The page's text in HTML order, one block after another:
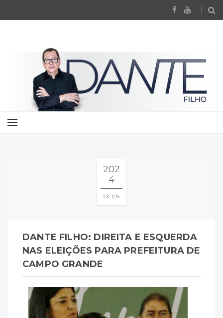
202
4
OCT 15
DANTE FILHO: DIREITA E ESQUERDA
NAS ELEIÇÕES PARA PREFEITURA DE
CAMPO GRANDE